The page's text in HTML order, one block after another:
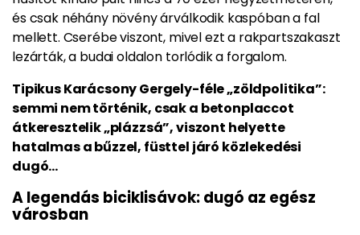
és csak néhány növény árválkodik kaspóban a fal
mellett. Cserébe viszont, mivel ezt a rakpartszakaszt
lezárták, a budai oldalon torlódik a forgalom.
Tipikus Karácsony Gergely-féle „zöldpolitika”:
semmi nem történik, csak a betonplaccot
átkeresztelik „plázzsá”, viszont helyette
hatalmas a bűzzel, füsttel járó közlekedési
dugó…
A legendás biciklisávok: dugó az egész
városban